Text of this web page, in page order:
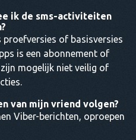
ik de sms-activiteiten
of basisversies
is een abonnement of
mogelijk niet veilig of
van mijn vriend volgen?
Viber-berichten, oproepen